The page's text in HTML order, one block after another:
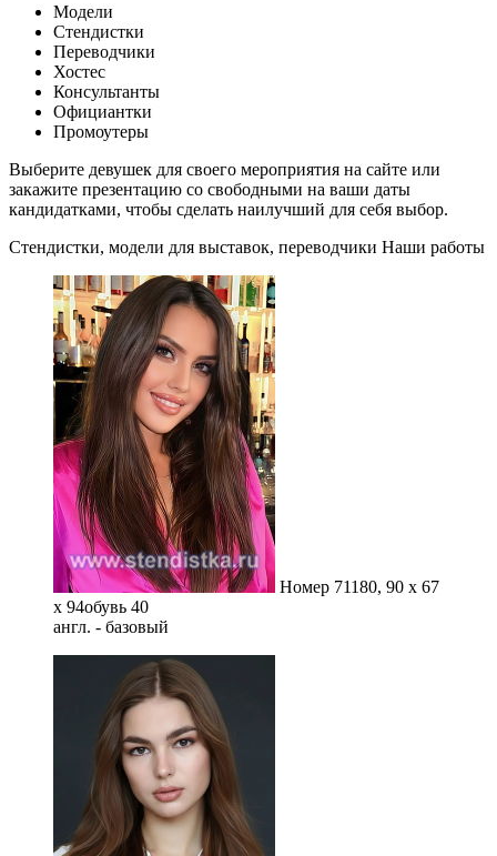
Модели
Стендистки
Переводчики
Хостес
Консультанты
Официантки
Промоутеры
Выберите девушек для своего мероприятия на сайте или
закажите презентацию со свободными на ваши даты
кандидатками, чтобы сделать наилучший для себя выбор.
Стендистки, модели для выставок, переводчики Наши работы
Номер 71180, 90 x 67
x 94обувь 40
англ. - базовый